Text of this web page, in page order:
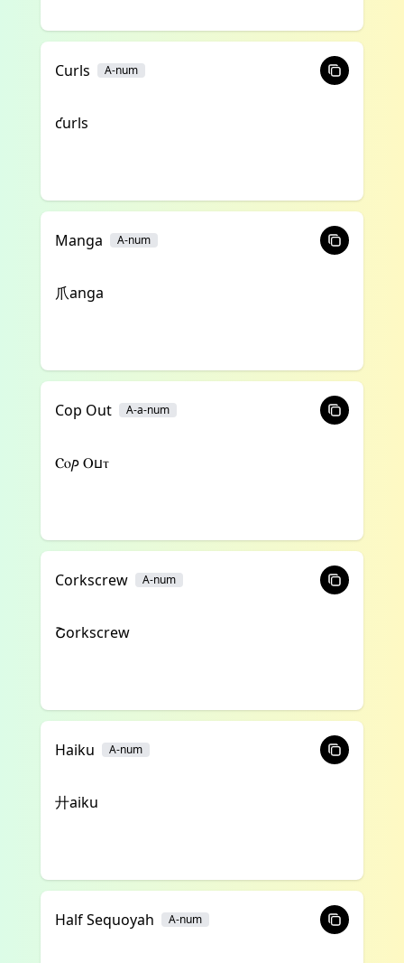
Curls A-num
ƈurls
Manga A-num
爪anga
Cop Out A-a-num
Ⲥⲟⳏ Ⲟⳙⲧ
Corkscrew A-num
Շorkscrew
Haiku A-num
廾aiku
Half Sequoyah A-num